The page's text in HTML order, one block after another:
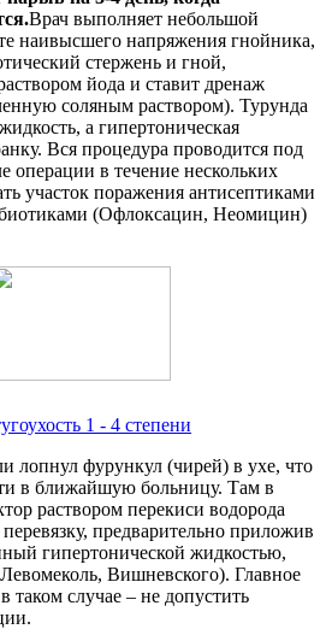
Врач выполняет небольшой
наивысшего напряжения гнойника,
стержень и гной,
йода и ставит дренаж
соляным раствором). Турунда
а гипертоническая
Вся процедура проводится под
операции в течение нескольких
участок поражения антисептиками
(Офлоксацин, Неомицин)
1 - 4 степени
лопнул фурункул (чирей) в ухе, что
в ближайшую больницу. Там в
раствором перекиси водорода
предварительно приложив
гипертонической жидкостью,
Вишневского). Главное
таком случае – не допустить